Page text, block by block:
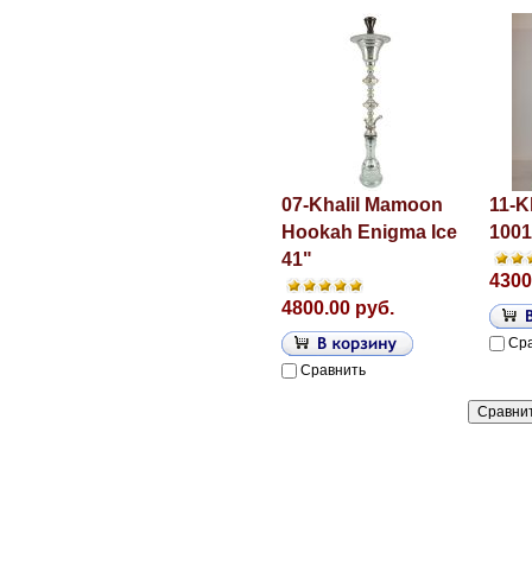
07-Khalil Mamoon
Hookah Enigma Ice
41"
4800.00 руб.
Сравнить
11-